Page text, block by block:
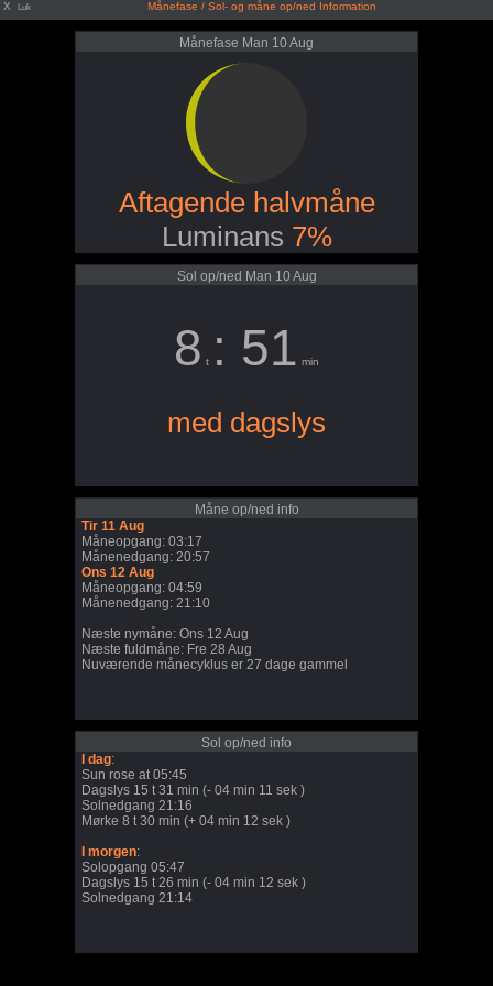
X Luk Månefase / Sol- og måne op/ned Information
Månefase Man 10 Aug
Aftagende halvmåne
Luminans 7%
Sol op/ned Man 10 Aug
8 t : 51 min
med dagslys
Måne op/ned info
Tir 11 Aug
Måneopgang: 03:17
Månenedgang: 20:57
Ons 12 Aug
Måneopgang: 04:59
Månenedgang: 21:10
Næste nymåne: Ons 12 Aug
Næste fuldmåne: Fre 28 Aug
Nuværende månecyklus er 27 dage gammel
Sol op/ned info
I dag:
Sun rose at 05:45
Dagslys 15 t 31 min (- 04 min 11 sek )
Solnedgang 21:16
Mørke 8 t 30 min (+ 04 min 12 sek )
I morgen:
Solopgang 05:47
Dagslys 15 t 26 min (- 04 min 12 sek )
Solnedgang 21:14